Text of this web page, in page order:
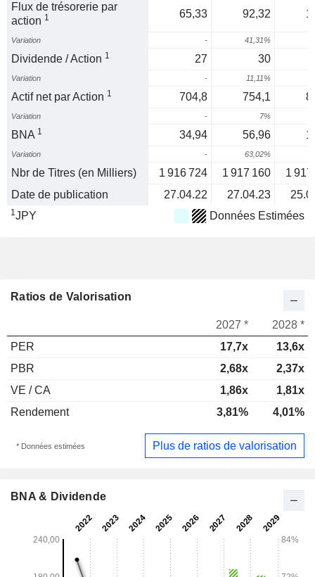
Flux de trésorerie par
action 1 65,33 92,32
Variation - 41,31%
Dividende / Action 1 27 30
Variation - 11,11%
Actif net par Action 1 704,8 754,1
Variation - 7%
BNA 1 34,94 56,96
Variation - 63,02%
Nbr de Titres (en Milliers) 1 916 724 1 917 160
1
Date de publication
27.04.22 27.04.23
1JPY Données Estimées
Ratios de Valorisation
2027 *
2028 *
PER
17,7x
13,6x
PBR
2,68x
2,37x
VE / CA
1,86x
1,81x
Rendement
3,81% 4,01%
* Données estimées Plus de ratios de valorisation
BNA & Dividende